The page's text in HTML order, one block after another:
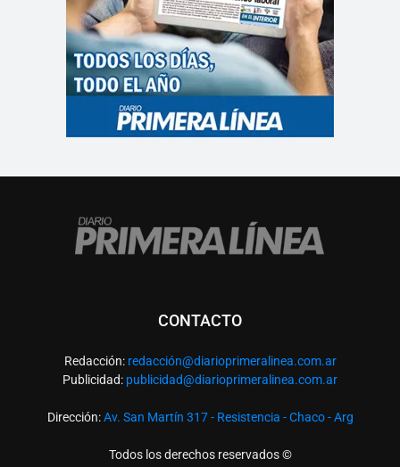
CONTACTO
Redacción: redacción@diarioprimeralinea.com.ar
Publicidad: publicidad@diarioprimeralinea.com.ar
Dirección:Av. San Martín 317 - Resistencia - Chaco - Arg
Todos los derechos reservados ©